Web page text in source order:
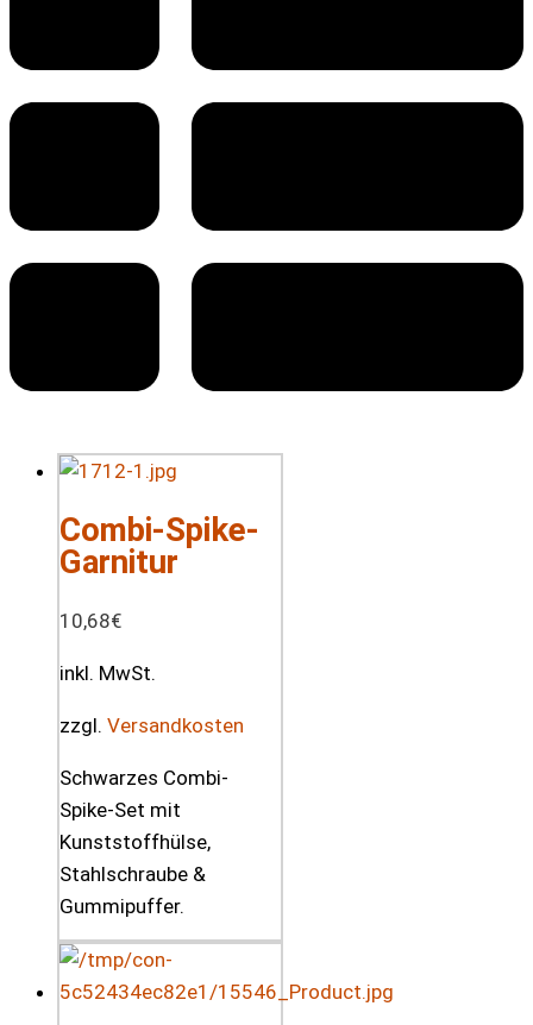
Combi-Spike-
Garnitur
10,68€
inkl. MwSt.
zzgl. Versandkosten
Schwarzes Combi-
Spike-Set mit
Kunststoffhülse,
Stahlschraube &
Gummipuffer.